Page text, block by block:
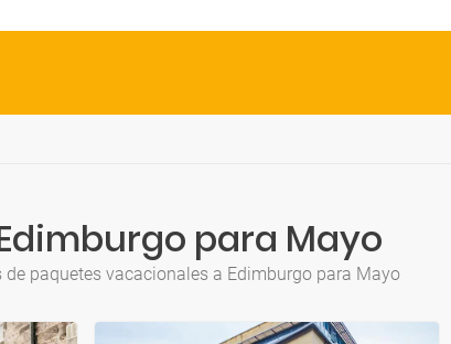
para Mayo
paquetes vacacionales a Edimburgo para Mayo